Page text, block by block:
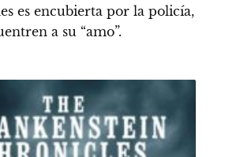
es encubierta por la policía,
a su “amo”.